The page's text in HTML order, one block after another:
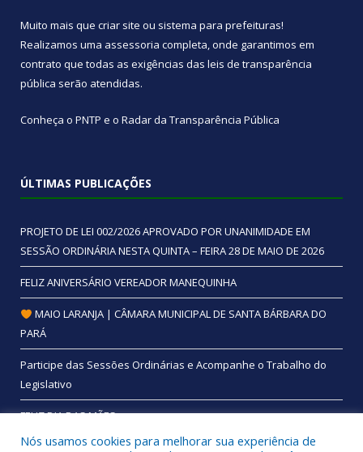
Muito mais que criar site ou sistema para prefeituras!
Realizamos uma assessoria completa, onde garantimos em
contrato que todas as exigências das leis de transparência
pública serão atendidas.
Conheça o PNTP e o Radar da Transparência Pública
ÚLTIMAS PUBLICAÇÕES
PROJETO DE LEI 002/2026 APROVADO POR UNANIMIDADE EM
SESSÃO ORDINÁRIA NESTA QUINTA – FEIRA 28 DE MAIO DE 2026
FELIZ ANIVERSÁRIO VEREADOR MANEQUINHA
MAIO LARANJA | CÂMARA MUNICIPAL DE SANTA BÁRBARA DO
PARÁ
Participe das Sessões Ordinárias e Acompanhe o Trabalho do
Legislativo
FELIZ DIA DAS MÃES
Nós usamos cookies para melhorar sua experiência de